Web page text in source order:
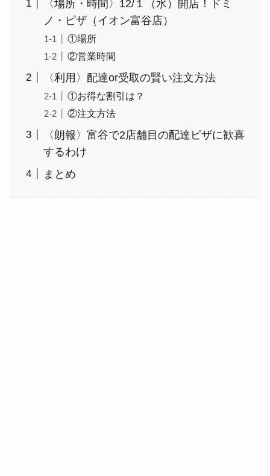
〈場所・時間〉12/１（水）開店！ドミ
ノ・ピザ（イオン富谷店）
①場所
②営業時間
〈利用〉配達or受取の賢い注文方法
①お得な割引は？
②注文方法
〈朗報〉富谷で2店舗目の配達ピザに歓喜
するわけ
まとめ